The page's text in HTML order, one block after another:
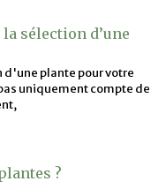
sélection d’une
d'une plante pour votre
uniquement compte de
?